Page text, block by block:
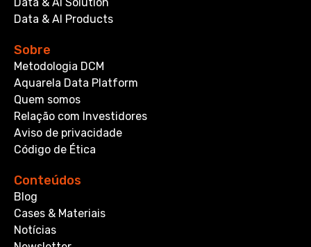
Data & AI Products
Sobre
Metodologia DCM
Aquarela Data Platform
Quem somos
Relação com Investidores
Aviso de privacidade
Código de Ética
Conteúdos
Blog
Cases & Materiais
Notícias